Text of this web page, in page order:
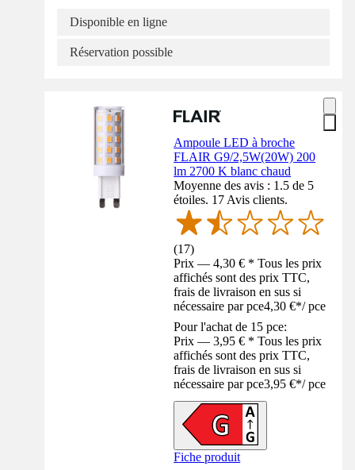
Disponible en ligne
Réservation possible
Ampoule LED à broche
FLAIR G9/2,5W(20W) 200
lm 2700 K blanc chaud
Moyenne des avis : 1.5 de 5
étoiles. 17 Avis clients.
(17)
Prix — 4,30 € * Tous les prix
affichés sont des prix TTC,
frais de livraison en sus si
nécessaire par pce4,30 €*/ pce
Pour l'achat de 15 pce:
Prix — 3,95 € * Tous les prix
affichés sont des prix TTC,
frais de livraison en sus si
nécessaire par pce3,95 €*/ pce
Fiche produit